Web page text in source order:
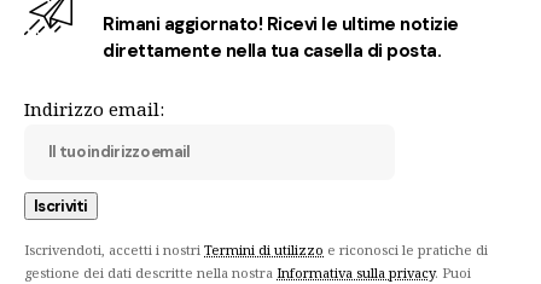
Rimani aggiornato! Ricevi le ultime notizie
direttamente nella tua casella di posta.
Indirizzo email:
Iscrivendoti, accetti i nostri Termini di utilizzo e riconosci le pratiche di
gestione dei dati descritte nella nostra Informativa sulla privacy. Puoi